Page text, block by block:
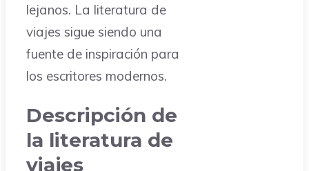
lejanos. La literatura de
viajes sigue siendo una
fuente de inspiración para
los escritores modernos.
Descripción de
la literatura de
viajes